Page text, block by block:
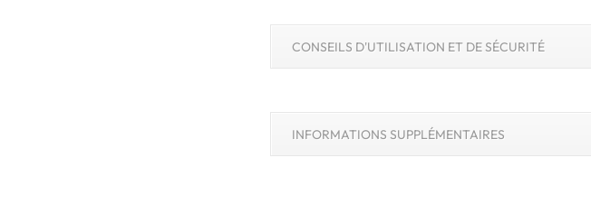
CONSEILS D'UTILISATION ET DE SÉCURITÉ
INFORMATIONS SUPPLÉMENTAIRES